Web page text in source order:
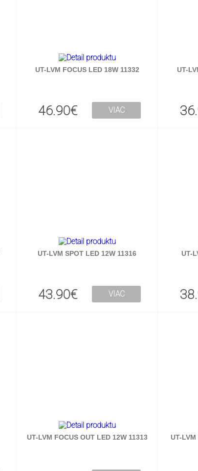
UT-LVM FOCUS LED 18W 11332
46.90€ VIAC
UT-
UT-LVM SPOT LED 12W 11316
43.90€ VIAC
UT-
UT-LVM FOCUS OUT LED 12W 11313 UT-